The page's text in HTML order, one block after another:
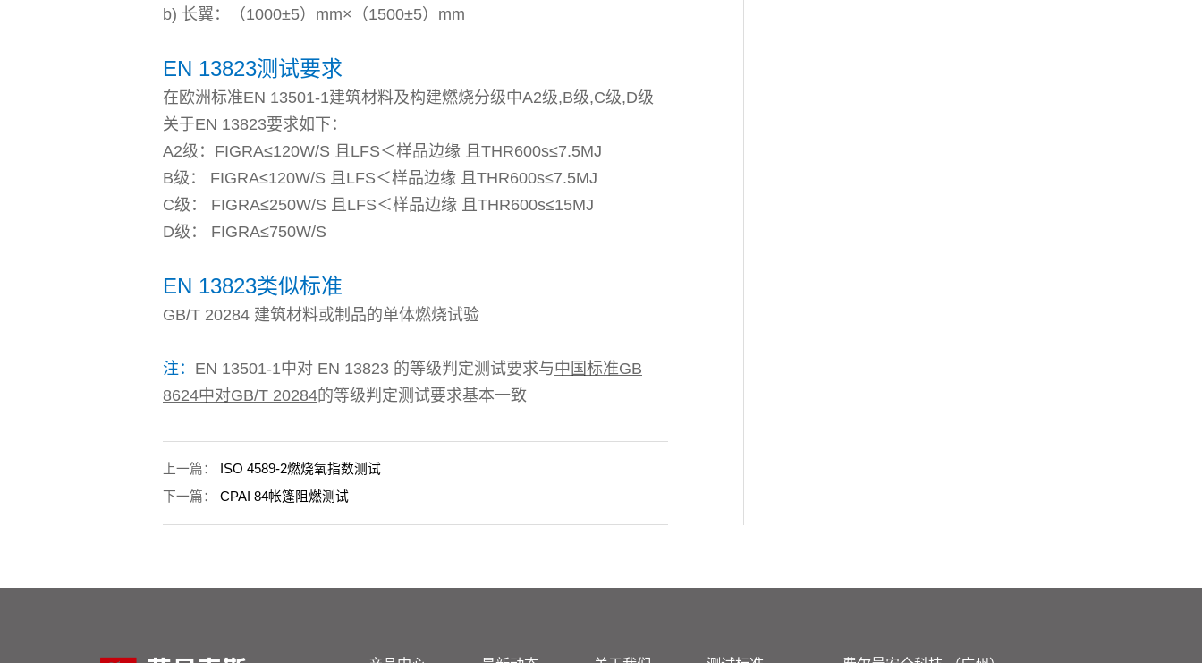
b) 长翼：（1000±5）mm×（1500±5）mm
EN 13823测试要求
在欧洲标准EN 13501-1建筑材料及构建燃烧分级中A2级,B级,C级,D级
关于EN 13823要求如下：
A2级：FIGRA≤120W/S 且LFS＜样品边缘 且THR600s≤7.5MJ
B级： FIGRA≤120W/S 且LFS＜样品边缘 且THR600s≤7.5MJ
C级： FIGRA≤250W/S 且LFS＜样品边缘 且THR600s≤15MJ
D级： FIGRA≤750W/S
EN 13823类似标准
GB/T 20284 建筑材料或制品的单体燃烧试验
注： EN 13501-1中对 EN 13823 的等级判定测试要求与中国标准GB
8624中对GB/T 20284的等级判定测试要求基本一致
上一篇：
ISO 4589-2燃烧氧指数测试
下一篇：
CPAI 84帐篷阻燃测试